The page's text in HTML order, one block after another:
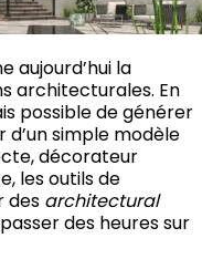
aujourd’hui la
architecturales. En
possible de générer
simple modèle
décorateur
les outils de
des architectural
des heures sur